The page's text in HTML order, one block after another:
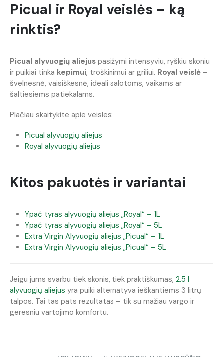
Picual ir Royal veislės – ką
rinktis?
Picual alyvuogių aliejus pasižymi intensyviu, ryškiu skoniu
ir puikiai tinka kepimui, troškinimui ar griliui. Royal veislė –
švelnesnė, vaisiškesnė, ideali salotoms, vaikams ar
šaltiesiems patiekalams.
Plačiau skaitykite apie veisles:
Picual alyvuogių aliejus
Royal alyvuogių aliejus
Kitos pakuotės ir variantai
Ypač tyras alyvuogių aliejus „Royal“ – 1L
Ypač tyras alyvuogių aliejus „Royal“ – 5L
Extra Virgin Alyvuogių aliejus „Picual“ – 1L
Extra Virgin Alyvuogių aliejus „Picual“ – 5L
Jeigu jums svarbu tiek skonis, tiek praktiškumas, 2.5 l
alyvuogių aliejus yra puiki alternatyva ieškantiems 3 litrų
talpos. Tai tas pats rezultatas – tik su mažiau vargo ir
geresniu vartojimo komfortu.